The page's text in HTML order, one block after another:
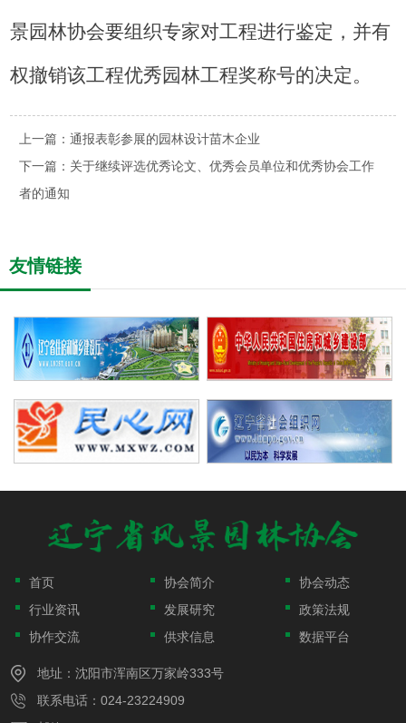
景园林协会要组织专家对工程进行鉴定，并有
权撤销该工程优秀园林工程奖称号的决定。
上一篇：通报表彰参展的园林设计苗木企业
下一篇： 关于继续评选优秀论文、优秀会员单位和优秀协会工作
者的通知
友情链接
首页 协会简介
协会动态
行业资讯
发展研究
政策法规
协作交流
供求信息 数据平台
地址：沈阳市浑南区万家岭333号
联系电话：024-23224909